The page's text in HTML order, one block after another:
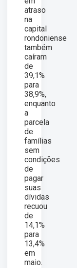
atraso
na
capital
rondoniense
também
caíram
de
39,1%
para
38,9%,
enquanto
a
parcela
de
famílias
sem
condições
de
pagar
suas
dívidas
recuou
de
14,1%
para
13,4%
em
maio.